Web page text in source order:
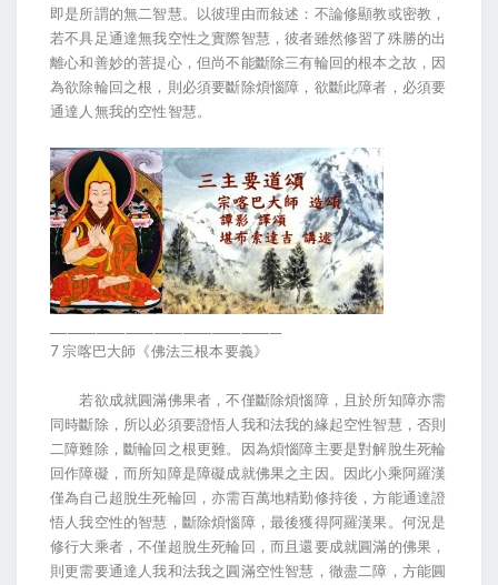
即是所謂的無二智慧。以彼理由而敍述：不論修顯教或密教，
若不具足通達無我空性之實際智慧，彼者雖然修習了殊勝的出
離心和善妙的菩提心，但尚不能斷除三有輪回的根本之故，因
為欲除輪回之根，則必須要斷除煩惱障，欲斷此障者，必須要
通達人無我的空性智慧。
7 宗喀巴大師《佛法三根本要義》
若欲成就圓滿佛果者，不僅斷除煩惱障，且於所知障亦需
同時斷除，所以必須要證悟人我和法我的緣起空性智慧，否則
二障難除，斷輪回之根更難。因為煩惱障主要是對解脫生死輪
回作障礙，而所知障是障礙成就佛果之主因。因此小乘阿羅漢
僅為自己超脫生死輪回，亦需百萬地精勤修持後，方能通達證
悟人我空性的智慧，斷除煩惱障，最後獲得阿羅漢果。何況是
修行大乘者，不僅超脫生死輪回，而且還要成就圓滿的佛果，
則更需要通達人我和法我之圓滿空性智慧，徹盡二障，方能圓